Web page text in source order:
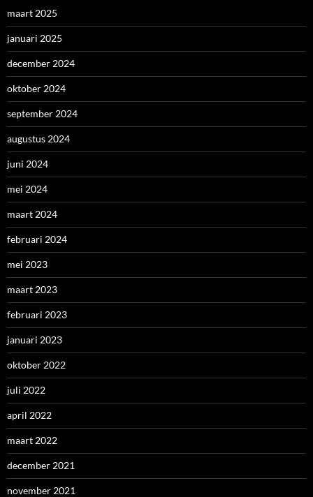
maart 2025
januari 2025
december 2024
oktober 2024
september 2024
augustus 2024
juni 2024
mei 2024
maart 2024
februari 2024
mei 2023
maart 2023
februari 2023
januari 2023
oktober 2022
juli 2022
april 2022
maart 2022
december 2021
november 2021